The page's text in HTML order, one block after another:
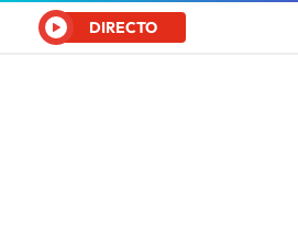
DIRECTO